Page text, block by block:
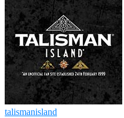
talismanisland